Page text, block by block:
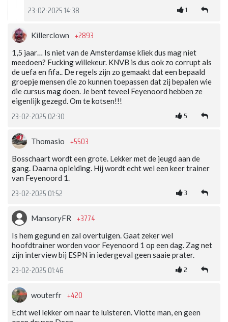
23-02-2025 14:38 1
Killerclown +2893
1,5 jaar… Is niet van de Amsterdamse kliek dus mag niet
meedoen? Fucking willekeur. KNVB is dus ook zo corrupt als
de uefa en fifa.. De regels zijn zo gemaakt dat een bepaald
groepje mensen die zo kunnen toepassen dat zij bepalen wie
die cursus mag doen. Je bent teveel Feyenoord hebben ze
eigenlijk gezegd. Om te kotsen!!!
23-02-2025 02:30 5
Thomasio +5503
Bosschaart wordt een grote. Lekker met de jeugd aan de
gang. Daarna opleiding. Hij wordt echt wel een keer trainer
van Feyenoord 1.
23-02-2025 01:52 3
MansoryFR +3774
Is hem gegund en zal overtuigen. Gaat zeker wel
hoofdtrainer worden voor Feyenoord 1 op een dag. Zag net
zijn interview bij ESPN in iedergeval geen saaie prater.
23-02-2025 01:46 2
wouterfr +420
Echt wel lekker om naar te luisteren. Vlotte man, en geen